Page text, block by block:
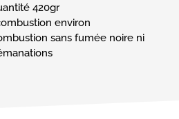
420gr
environ
sans fumée noire ni